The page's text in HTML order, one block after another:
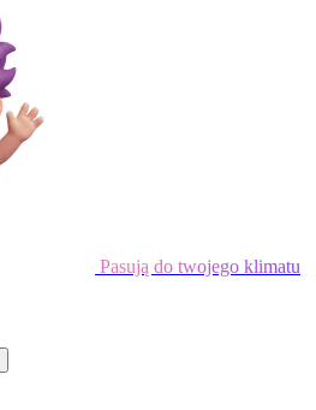
Pasują do twojego klimatu